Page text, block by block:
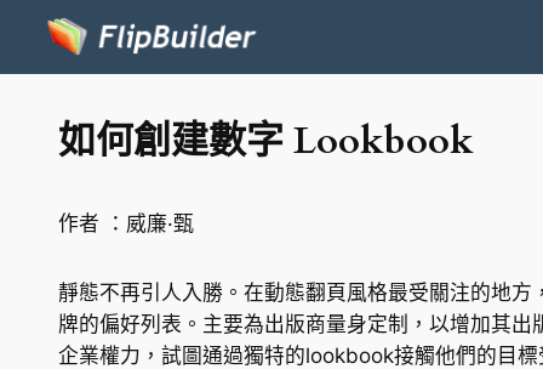
如何創建數字 Lookbook
作者 ： 威廉·甄
靜態不再引人入勝。在動態翻頁風格最受關注的地方
牌的偏好列表。主要為出版商量身定制，以增加其
企業權力，試圖通過獨特的lookbook接觸他們的目